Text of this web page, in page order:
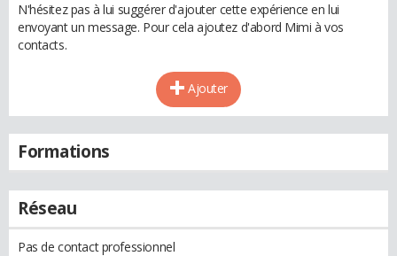
N'hésitez pas à lui suggérer d'ajouter cette expérience en lui
envoyant un message. Pour cela ajoutez d'abord Mimi à vos
contacts.
Ajouter
Formations
Réseau
Pas de contact professionnel